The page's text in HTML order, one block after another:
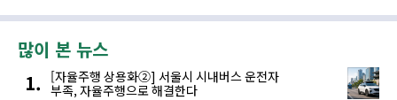
많이 본 뉴스
[자율주행 상용화②] 서울시 시내버스 운전자
부족, 자율주행으로 해결한다